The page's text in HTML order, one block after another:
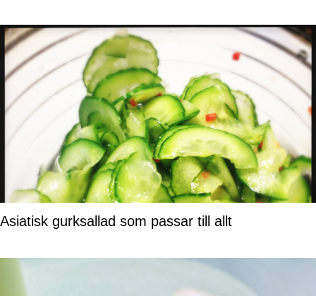
Asiatisk gurksallad som passar till allt